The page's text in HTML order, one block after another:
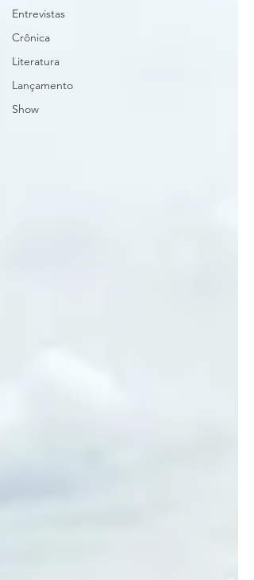
Entrevistas
Crônica
Literatura
Lançamento
Show